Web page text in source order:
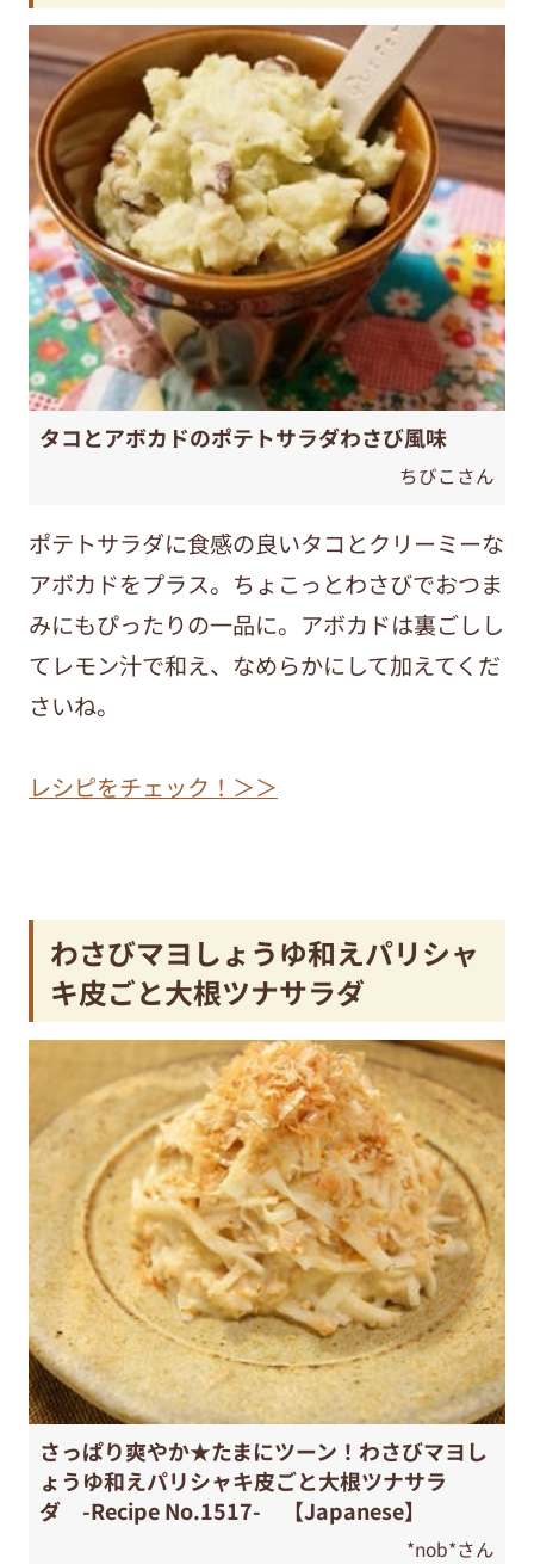
タコとアボカドのポテトサラダわさび風味
ちびこさん
ポテトサラダに食感の良いタコとクリーミーな
アボカドをプラス。ちょこっとわさびでおつま
みにもぴったりの一品に。アボカドは裏ごしし
てレモン汁で和え、なめらかにして加えてくだ
さいね。
レシピをチェック！＞＞
わさびマヨしょうゆ和えパリシャ
キ皮ごと大根ツナサラダ
さっぱり爽やか★たまにツーン！わさびマヨし
ょうゆ和えパリシャキ皮ごと大根ツナサラ
ダ -Recipe No.1517- 【Japanese】
*nob*さん